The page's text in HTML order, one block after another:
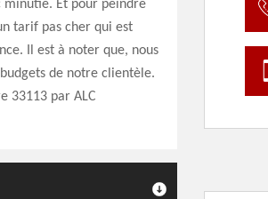
Et pour peindre
tarif pas cher qui est
Il est à noter que, nous
de notre clientèle.
33113 par ALC